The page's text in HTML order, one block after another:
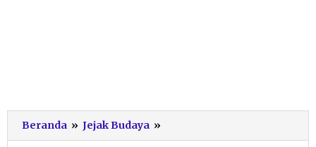
Beranda » Jejak Budaya »
Syukur